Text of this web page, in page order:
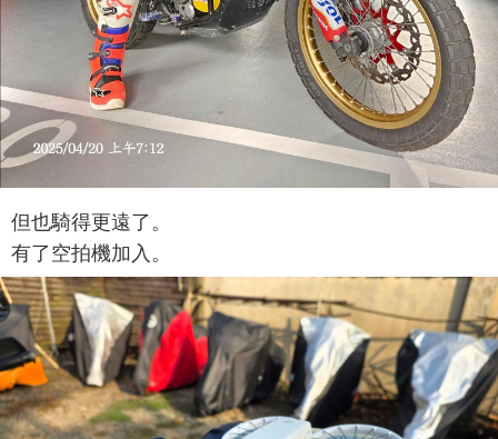
但也騎得更遠了。
有了空拍機加入。